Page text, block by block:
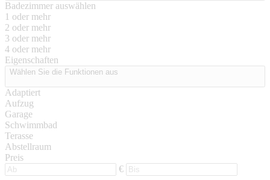
Badezimmer auswählen
1 oder mehr
2 oder mehr
3 oder mehr
4 oder mehr
Eigenschaften
Wählen Sie die Funktionen aus
Adaptiert
Aufzug
Garage
Schwimmbad
Terasse
Abstellraum
Preis
€